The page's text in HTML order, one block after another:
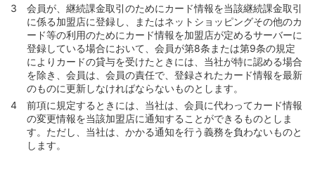
第92条 （カードローンの返済方式または返済額の算定方
法の変更 ）
第93条 （返済方式または返済額の算定方法の変更時に定
めるべき事項）
第94条 （キャッシングサービスからカードローンへの変
更）
第3節 手数料または利息および費用
第95条 （利率）
第96条 （利率の変更）
会員が、継続課金取引のためにカード情報を当該継続課金取引
に係る加盟店に登録し、またはネットショッピングその他のカ
ード等の利用のためにカード情報を加盟店が定めるサーバーに
登録している場合において、会員が第8条または第9条の規定
によりカードの貸与を受けたときには、当社が特に認める場合
を除き、会員は、会員の責任で、登録されたカード情報を最新
のものに更新しなければならないものとします。
前項に規定するときには、当社は、会員に代わってカード情報
の変更情報を当該加盟店に通知することができるものとしま
す。ただし、当社は、かかる通知を行う義務を負わないものと
します。